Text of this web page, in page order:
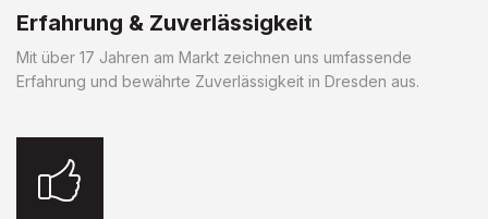
Erfahrung & Zuverlässigkeit
Mit über 17 Jahren am Markt zeichnen uns umfassende
Erfahrung und bewährte Zuverlässigkeit in Dresden aus.